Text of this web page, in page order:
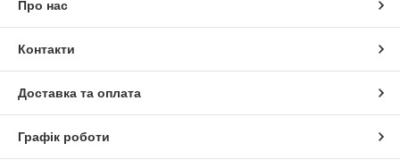
Про нас
Контакти
Доставка та оплата
Графік роботи